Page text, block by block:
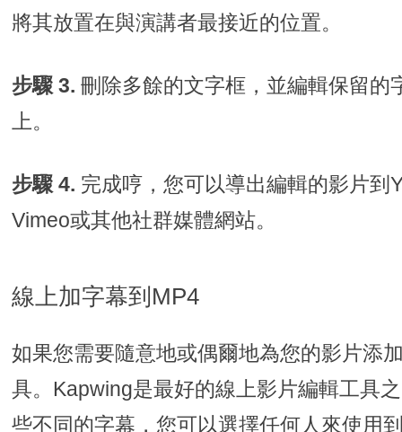
將其放置在與演講者最接近的位置。
步驟 3.刪除多餘的文字框，並編輯保留的
上。
步驟 4. 完成哼，您可以導出編輯的影片到
Vimeo或其他社群媒體網站。
線上加字幕到MP4
如果您需要隨意地或偶爾地為您的影片添
具。Kapwing是最好的線上影片編輯工具
些不同的字幕，您可以選擇任何人來使用